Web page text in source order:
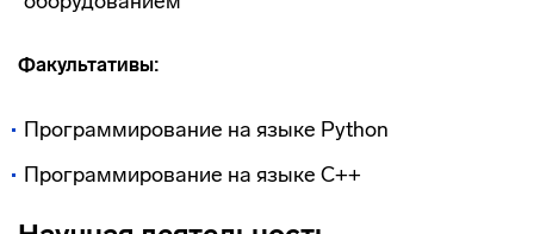
Факультативы:
Программирование на языке Python
Программирование на языке C++